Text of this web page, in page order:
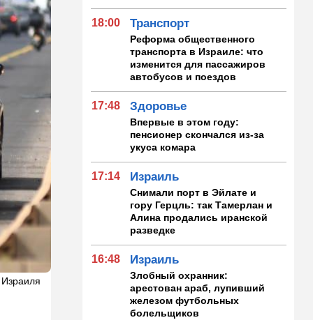
18:00 Транспорт
Реформа общественного
транспорта в Израиле: что
изменится для пассажиров
автобусов и поездов
17:48 Здоровье
Впервые в этом году:
пенсионер скончался из-за
укуса комара
17:14 Израиль
Снимали порт в Эйлате и
гору Герцль: так Тамерлан и
Алина продались иранской
разведке
16:48 Израиль
Злобный охранник:
арестован араб, лупивший
железом футбольных
болельщиков